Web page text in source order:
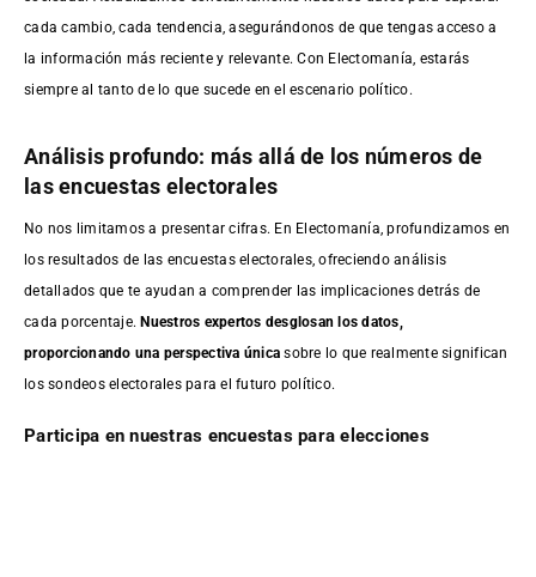
cada cambio, cada tendencia, asegurándonos de que tengas acceso a
la información más reciente y relevante. Con Electomanía, estarás
siempre al tanto de lo que sucede en el escenario político.
Análisis profundo: más allá de los números de
las encuestas electorales
No nos limitamos a presentar cifras. En Electomanía, profundizamos en
los resultados de las encuestas electorales, ofreciendo análisis
detallados que te ayudan a comprender las implicaciones detrás de
cada porcentaje.Nuestros expertos desglosan los datos,
proporcionando una perspectiva única sobre lo que realmente significan
los sondeos electorales para el futuro político.
Participa en nuestras encuestas para elecciones